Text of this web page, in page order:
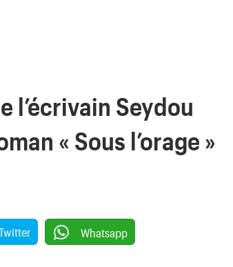
l’écrivain Seydou
« Sous l’orage »
Whatsapp